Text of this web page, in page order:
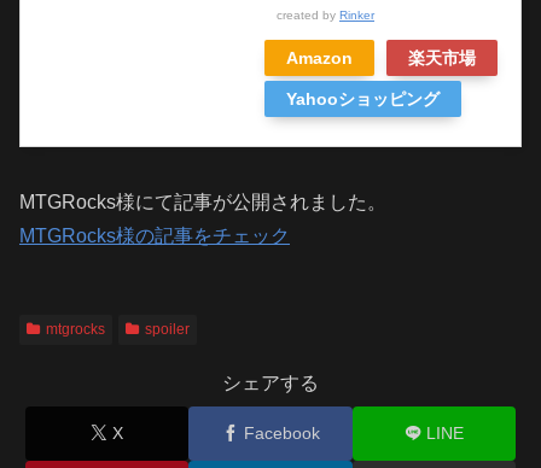
created by Rinker
Amazon 楽天市場
Yahooショッピング
MTGRocks様にて記事が公開されました。
MTGRocks様の記事をチェック
mtgrocks spoiler
シェアする
X Facebook LINE